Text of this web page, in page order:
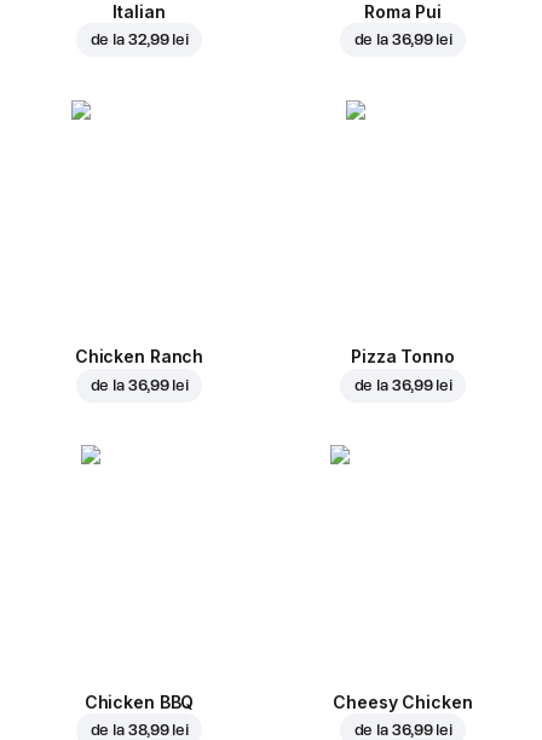
Italian
de la 32,99 lei
Roma Pui
de la 36,99 lei
Chicken Ranch
de la 36,99 lei
Pizza Tonno
de la 36,99 lei
Chicken BBQ
de la 38,99 lei
Cheesy Chicken
de la 36,99 lei